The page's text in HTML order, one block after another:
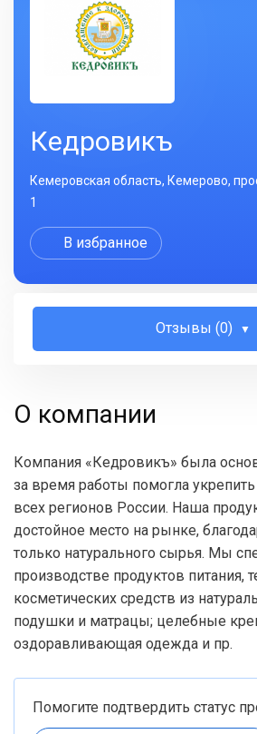
Кедровикъ
Кемеровская область, Кемерово,
1
В избранное
Отзывы (0)
О компании
Компания «Кедровикъ» была
за время работы помогла
всех регионов России. Наша
достойное место на рынке,
только натурального сырья. Мы
производстве продуктов питания,
косметических средств из
подушки и матрацы; целебные
оздоравливающая одежда и пр.
Помогите подтвердить статус